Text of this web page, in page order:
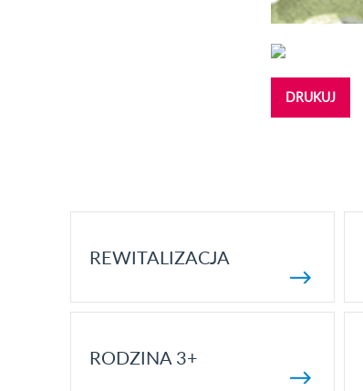
DRUKUJ
REWITALIZACJA
RODZINA 3+